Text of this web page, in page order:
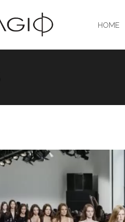
HOME